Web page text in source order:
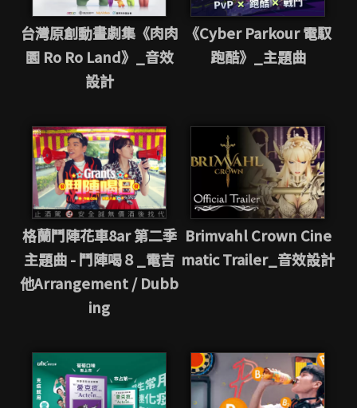
台灣原創動畫劇集《肉肉
園 Ro Ro Land》_音效
設計
《Cyber Parkour 電馭
跑酷》_主題曲
格蘭鬥陣花車8ar 第二季
主題曲 - 鬥陣喝８_電吉
他Arrangement / Dubb
ing
Brimvahl Crown Cine
matic Trailer_音效設計